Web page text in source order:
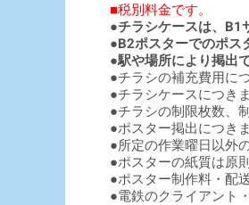
■税別料金です。
●チラシケースは、B1
●B2ポスターでのポス
●駅や場所により掲出
●チラシの補充費用に
●チラシケースにつき
●チラシの制限枚数、
●ポスター掲出につき
●所定の作業曜日以外
●ポスターの紙質は原
●ポスター制作料・配
●電鉄のクライアント